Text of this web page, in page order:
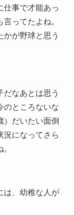
仕事で才能あっ
ってたよね。
かが野球と思う
だなあとは思う
のところないな
）だいたい面倒
況になってさら
は、幼稚な人が